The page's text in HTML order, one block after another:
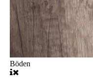
Böden